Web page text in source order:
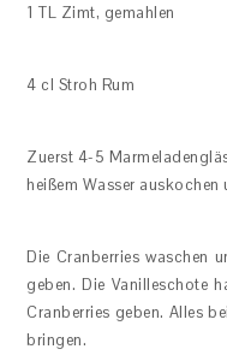
1 TL Zimt, gemahlen
4 cl Stroh Rum
Zuerst 4-5
heißem Wasser auskochen
Die Cranberries waschen
geben. Die Vanilleschote
Cranberries geben. Alles
bringen.